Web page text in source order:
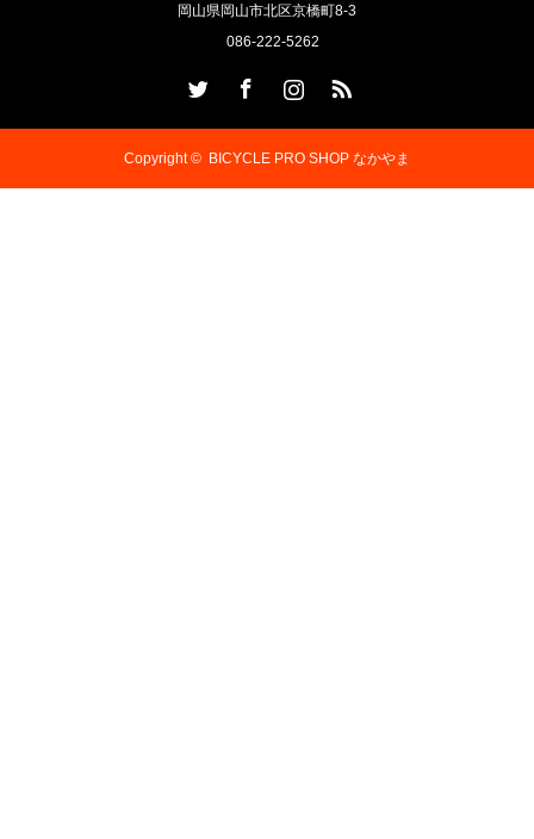
岡山県岡山市北区京橋町8-3
086-222-5262
Copyright © BICYCLE PRO SHOP なかやま